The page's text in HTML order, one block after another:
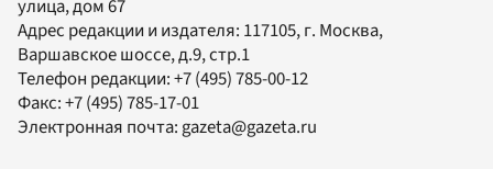
улица, дом 67
Адрес редакции и издателя: 117105, г. Москва,
Варшавское шоссе, д.9, стр.1
Телефон редакции:+7 (495) 785-00-12
Факс:+7 (495) 785-17-01
Электронная почта:gazeta@gazeta.ru